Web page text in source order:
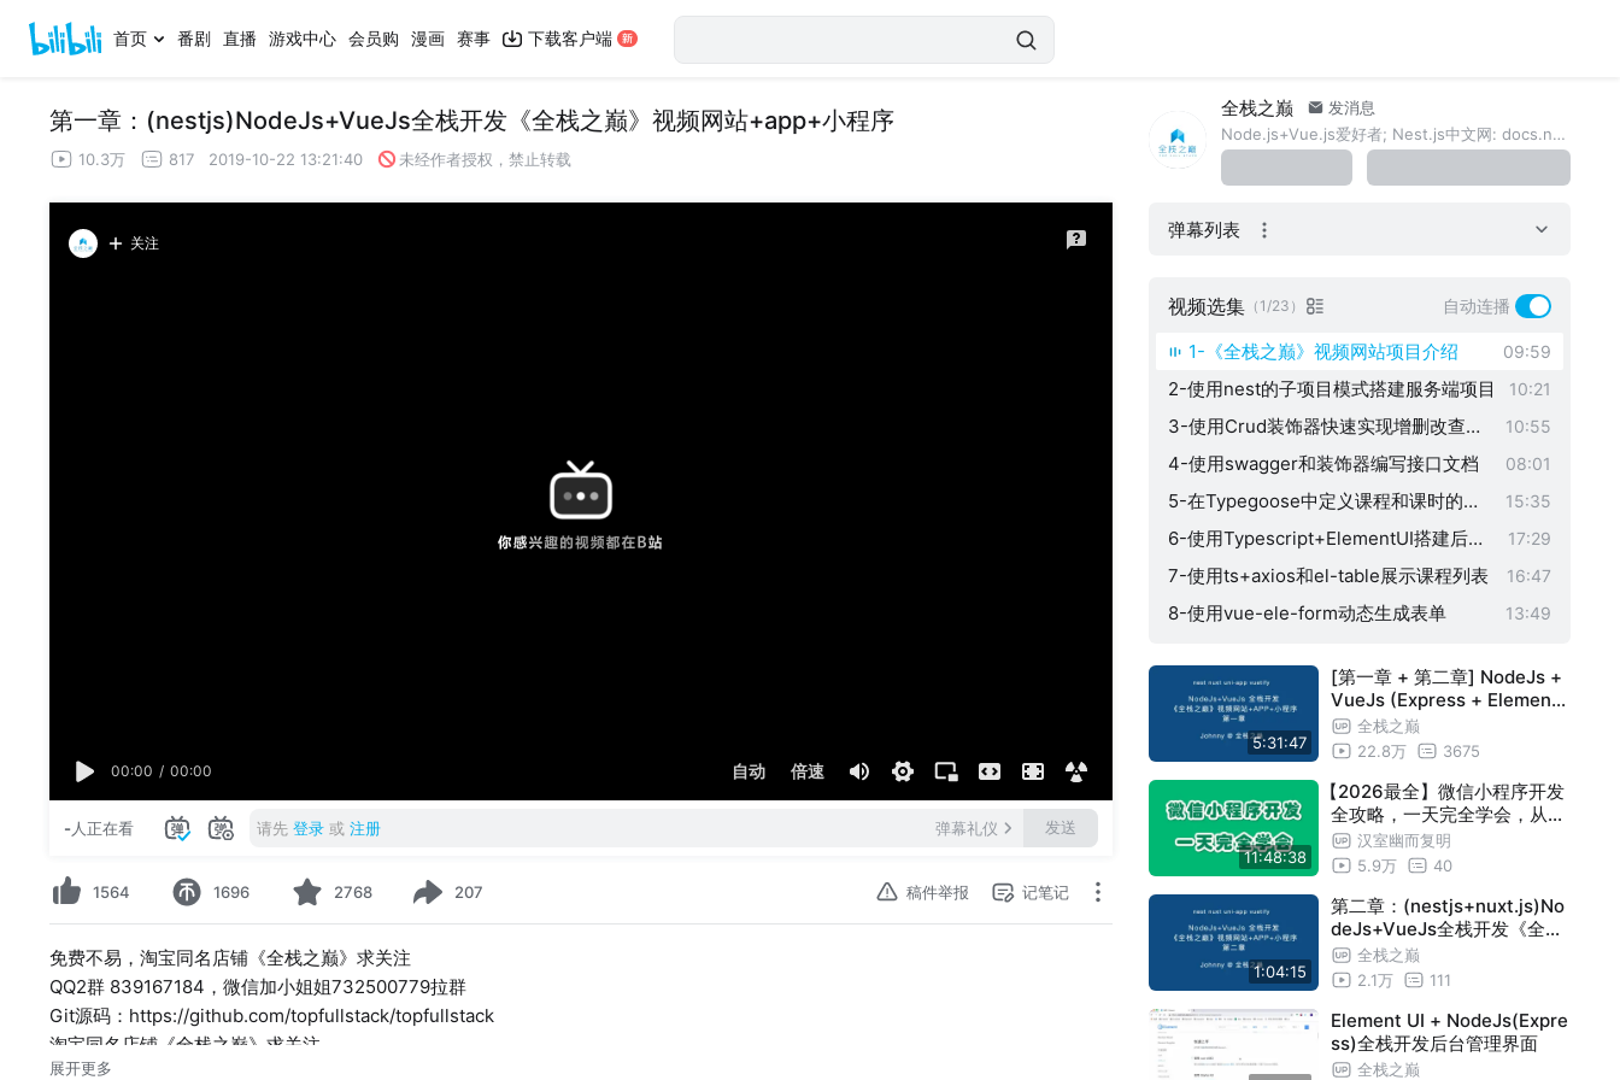
首页 番剧 直播 游戏中心 会员购 漫画 赛事 下载客户端
第一章：(nestjs)NodeJs+VueJs全栈开发《全栈之巅》视频网站+app+小程序
10.3万 817 2019-10-22 13:21:40 未经作者授权，禁止转载
关注
00:00 / 00:00 自动 倍速
-人正在看 请先 登录 或 注册 弹幕礼仪 发送
1564 1696 2768 207 稿件举报 记笔记
免费不易，淘宝同名店铺《全栈之巅》求关注
QQ2群 839167184，微信加小姐姐732500779拉群
Git源码：https://github.com/topfullstack/topfullstack
淘宝同名店铺《全栈之巅》求关注
视频教程完全免费，持续更新，希望大家多多【转发】【评论】【弹幕】支持。
展开更多
全栈之巅
发消息
Node.js+Vue.js爱好者; Nest.js中文网: docs.nestjs.cn
弹幕列表
视频选集 （1/23） 自动连播
1-《全栈之巅》视频网站项目介绍 09:59
2-使用nest的子项目模式搭建服务端项目 10:21
3-使用Crud装饰器快速实现增删改查接
口
10:55
4-使用swagger和装饰器编写接口文档 08:01
5-在Typegoose中定义课程和课时的一
对多关联
15:35
6-使用Typescript+ElementUI搭建后台
界面
17:29
7-使用ts+axios和el-table展示课程列表 16:47
8-使用vue-ele-form动态生成表单 13:49
10-带确认框的删除课程功能 05:28
11-使用Avue改造课程CRUD操作
12-配合Avue事件完成CRUD接口对接
13-使用Avue配合服务端打造一个适用任
意资源通用的CRUD组件
10:52
14-实现数据分页功能
15-实现字段点击排序功能
16-动态生成搜索表单+模糊查询 09:00
17-图片上传和展示 - 本地
18-阿里云OSS文件上传
19-完善课程和课时功能 15:50
20-使用yarn更新依赖(swagger,crud)
5:31:47
[第一章 + 第二章] NodeJs +
VueJs (Express + Element
UI) 全栈开发王者荣耀手机端
官网和管理后台
全栈之巅
22.8万
3675
11:48:38
【2026最全】微信小程序开发
全攻略，一天完全学会，从零
基础到项目发布全流程，带你
一天速通微信小程序，学完即
汉室幽而复明
5.9万
40
1:04:15
第二章：(nestjs+nuxt.js)No
deJs+VueJs全栈开发《全栈
之巅》视频网站+app+小程序
全栈之巅
2.1万
111
Element UI + NodeJs(Expre
ss)全栈开发后台管理界面
全栈之巅